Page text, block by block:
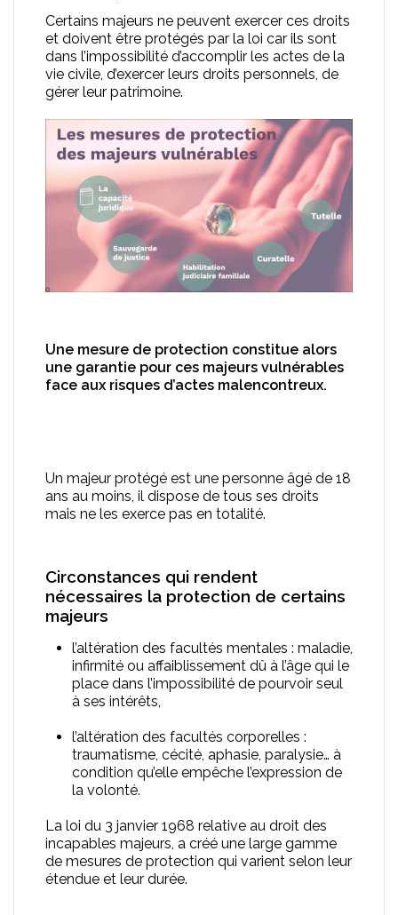
Certains majeurs ne peuvent exercer ces droits
et doivent être protégés par la loi car ils sont
dans l’impossibilité d’accomplir les actes de la
vie civile, d’exercer leurs droits personnels, de
gérer leur patrimoine.
Une mesure de protection constitue alors
une garantie pour ces majeurs vulnérables
face aux risques d’actes malencontreux.
Un majeur protégé est une personne âgé de 18
ans au moins, il dispose de tous ses droits
mais ne les exerce pas en totalité.
Circonstances qui rendent
nécessaires la protection de certains
majeurs
l’altération des facultés mentales : maladie,
infirmité ou affaiblissement dû à l’âge qui le
place dans l’impossibilité de pourvoir seul
à ses intérêts,
l’altération des facultés corporelles :
traumatisme, cécité, aphasie, paralysie… à
condition qu’elle empêche l’expression de
la volonté.
La loi du 3 janvier 1968 relative au droit des
incapables majeurs, a créé une large gamme
de mesures de protection qui varient selon leur
étendue et leur durée.